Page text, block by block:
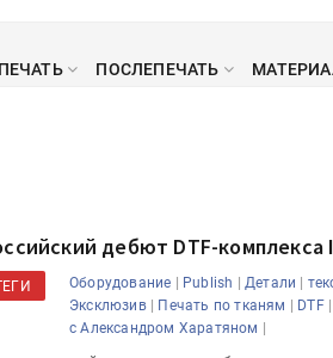
ПЕЧАТЬ ПОСЛЕПЕЧАТЬ
дебют DTF-комплекса
Оборудование | Publish |Детали |
Эксклюзив| Печать по тканям | DTF
с Александром Харатяном |